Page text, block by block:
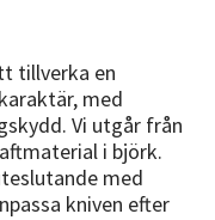
tillverka en
med
Vi utgår från
i björk.
med
kniven efter